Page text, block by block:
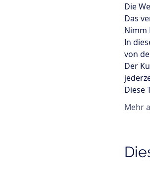
Die
Das
Nimm
In
von
Der
Diese
Mehr